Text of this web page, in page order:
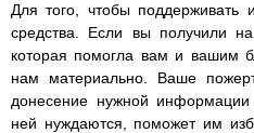
Для того, чтобы поддерживать
средства. Если вы получили
которая помогла вам и вашим
нам материально. Ваше
донесение нужной
ней нуждаются, поможет им